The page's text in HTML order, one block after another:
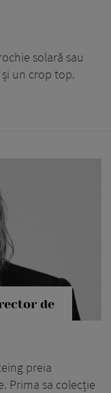
solară sau
un crop top.
de
preia
Prima sa colecție